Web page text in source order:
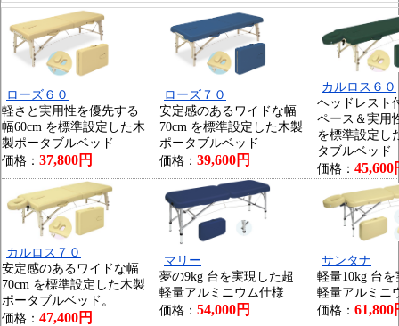
ローズ６０
軽さと実用性を優先する
幅60cm を標準設定した木
製ポータブルベッド
価格： 37,800円
ローズ７０
安定感のあるワイドな幅
70cm を標準設定した木製
ポータブルベッド
価格： 39,600円
カルロス６０
ヘッドレスト
ペース＆実用
を標準設定し
タブルベッド
価格： 45,600
カルロス７０
安定感のあるワイドな幅
70cm を標準設定した木製
ポータブルベッド。
価格： 47,400円
マリー
夢の9kg 台を実現した超
軽量アルミニウム仕様
価格： 54,000円
サンタナ
軽量10kg 台
軽量アルミニ
価格： 61,800